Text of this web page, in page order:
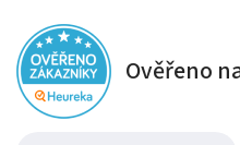
Ověřeno